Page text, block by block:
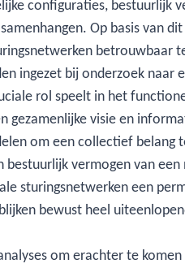
configuraties, bestuurlijk
Op basis van
betrouwbaar
ingezet bij onderzoek
rol speelt in het
visie en
om een collectief
vermogen van
sturingsnetwerken een
bewust heel
om erachter te